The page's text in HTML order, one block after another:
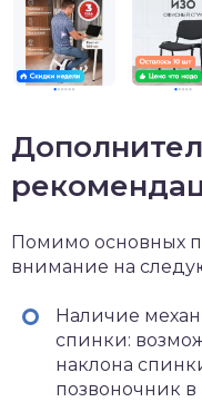
Помимо основных
внимание на
Наличие
спинки:
наклона
позвоночник